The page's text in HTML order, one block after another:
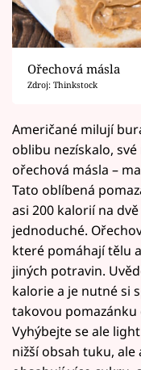
Ořechová másla
Zdroj: Thinkstock
Američané milují
oblibu nezískalo,
ořechová másla –
Tato oblíbená
asi 200 kalorií na
jednoduché.
které pomáhají tělu
jiných potravin.
kalorie a je nutné si
takovou
Vyhýbejte se ale
nižší obsah tuku,